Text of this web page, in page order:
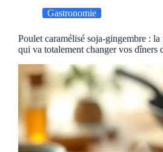
Gastronomie
Poulet caramélisé soja-gingembre : la
qui va totalement changer vos dîners